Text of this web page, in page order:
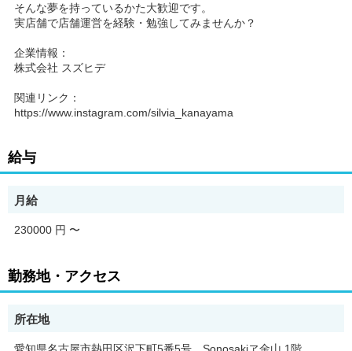
そんな夢を持っているかた大歓迎です。
実店舗で店舗運営を経験・勉強してみませんか？
企業情報：
株式会社 スズヒデ
関連リンク：
https://www.instagram.com/silvia_kanayama
給与
月給
230000 円 〜
勤務地・アクセス
所在地
愛知県名古屋市熱田区沢下町5番5号 Sonosakiヱ金山 1階